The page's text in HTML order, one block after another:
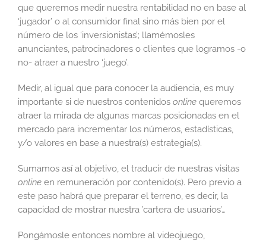
que queremos medir nuestra rentabilidad no en base al
‘jugador’ o al consumidor final sino más bien por el
número de los ‘inversionistas’; llamémosles
anunciantes, patrocinadores o clientes que logramos -o
no- atraer a nuestro ‘juego’.
Medir, al igual que para conocer la audiencia, es muy
importante si de nuestros contenidos online queremos
atraer la mirada de algunas marcas posicionadas en el
mercado para incrementar los números, estadísticas,
y/o valores en base a nuestra(s) estrategia(s).
Sumamos así al objetivo, el traducir de nuestras visitas
online en remuneración por contenido(s). Pero previo a
este paso habrá que preparar el terreno, es decir, la
capacidad de mostrar nuestra ’cartera de usuarios’…
Pongámosle entonces nombre al videojuego,